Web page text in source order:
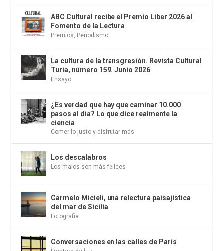
ABC Cultural recibe el Premio Liber 2026 al
Fomento de la Lectura
Premios, Periodismo
La cultura de la transgresión. Revista Cultural
Turia, número 159. Junio 2026
Ensayo
¿Es verdad que hay que caminar 10.000
pasos al día? Lo que dice realmente la
ciencia
Comer lo justo y disfrutar más
Los descalabros
Los malos son más felices
Carmelo Micieli, una relectura paisajística
del mar de Sicilia
Fotografía
Conversaciones en las calles de París